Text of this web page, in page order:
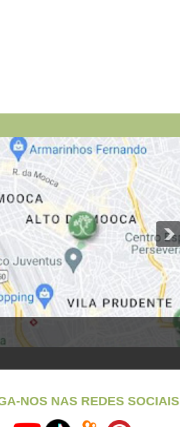
NOS NAS REDES SOCIAIS